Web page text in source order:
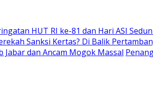
HUT RI ke-81 dan Hari ASI
Sanksi Kertas? Di Balik
Jabar dan Ancam Mogok Massal